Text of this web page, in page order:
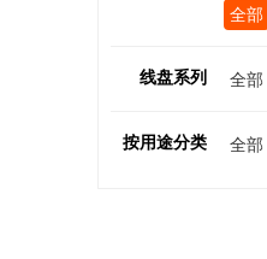
全部
线盘系列 全部
按用途分类 全部